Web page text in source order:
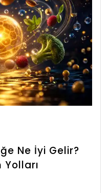
Ne İyi Gelir?
Yolları